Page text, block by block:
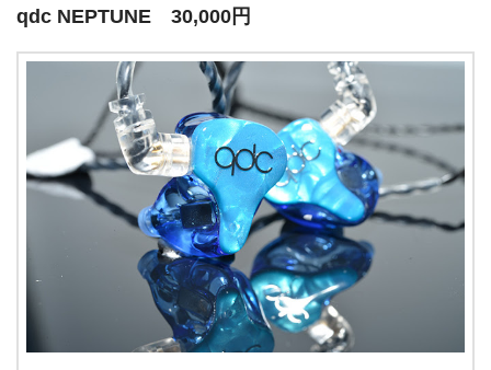
qdc NEPTUNE 30,000円